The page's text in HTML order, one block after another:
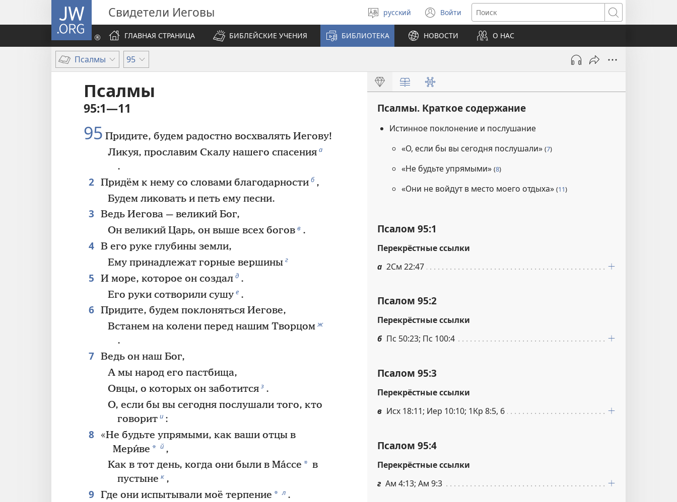
JW.ORG Свидетели Иеговы
Выберите
язык
русский Войти
(открывается
в
новом
окне)
Поиск
ГЛАВНАЯ СТРАНИЦА
БИБЛЕЙСКИЕ УЧЕНИЯ БИБЛИОТЕКА НОВОСТИ О НАС
Псалмы 95
Псалмы
95:1—11
95 Придите, будем радостно восхвалять Иегову!
Ликуя, прославим Скалу нашего спасения а
.
2 Придём к нему со словами благодарности б ,
Будем ликовать и петь ему песни.
3
Ведь Иегова — великий Бог,
Он великий Царь, он выше всех богов в .
4 В его руке глубины земли,
Ему принадлежат горные вершины г
5 И море, которое он создал д .
Его руки сотворили сушу е .
6 Придите, будем поклоняться Иегове,
Встанем на колени перед нашим Творцом ж
.
7 Ведь он наш Бог,
А мы народ его пастбища,
Овцы, о которых он заботится з .
О, если бы вы сегодня послушали того, кто
говорит и :
8
«Не будьте упрямыми, как ваши отцы в
Мери́ве * й ,
Как в тот день, когда они были в Ма́ссе * в
пустыне к ,
9 Где они испытывали моё терпение * л .
Псалмы. Краткое содержание
Истинное поклонение и послушание
«О, если бы вы сегодня послушали» (7)
«Не будьте упрямыми» (8)
«Они не войдут в место моего отдыха» (11)
Псалом 95:1
Перекрёстные ссылки
а 2См 22:47
Псалом 95:2
Перекрёстные ссылки
б Пс 50:23; Пс 100:4
Псалом 95:3
Перекрёстные ссылки
в Исх 18:11; Иер 10:10; 1Кр 8:5, 6
Псалом 95:4
Перекрёстные ссылки
г Ам 4:13; Ам 9:3